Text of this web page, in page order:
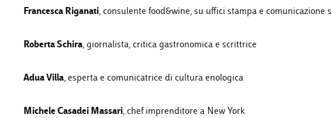
Francesca Riganati, consulente food&wine, su uffici stampa e comunicazione
Roberta Schira, giornalista, critica gastronomica e scrittrice
Adua Villa, esperta e comunicatrice di cultura enologica
Michele Casadei Massari, chef imprenditore a New York